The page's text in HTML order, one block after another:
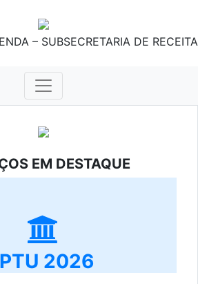
– SUBSECRETARIA DE RECEITA
EM DESTAQUE
2026